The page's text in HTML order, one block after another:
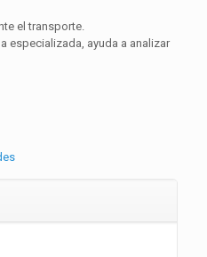
el transporte.
especializada, ayuda a analizar